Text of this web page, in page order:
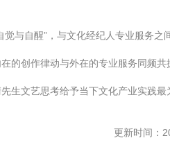
与自醒”，与文化经纪人专业服务
的创作律动与外在的专业服务同频
生文艺思考给予当下文化产业实践最
更新时间：